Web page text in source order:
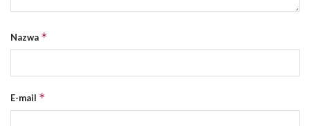
Nazwa *
E-mail *